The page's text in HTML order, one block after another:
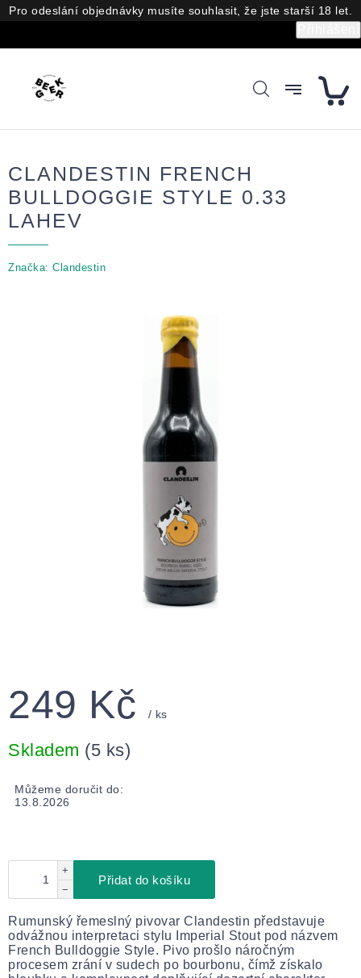
Přejít
na
Pro odeslání objednávky musíte souhlasit, že jste starší 18 let.
CLANDESTIN FRENCH
BULLDOGGIE STYLE 0.33
LAHEV
Značka: Clandestin
249 Kč / ks
cena:
Skladem (5 ks)
Můžeme doručit do:
13.8.2026
+
−
Přidat do košíku
Rumunský řemeslný pivovar Clandestin představuje
odvážnou interpretaci stylu Imperial Stout pod názvem
French Bulldoggie Style. Pivo prošlo náročným
procesem zrání v sudech po bourbonu, čímž získalo